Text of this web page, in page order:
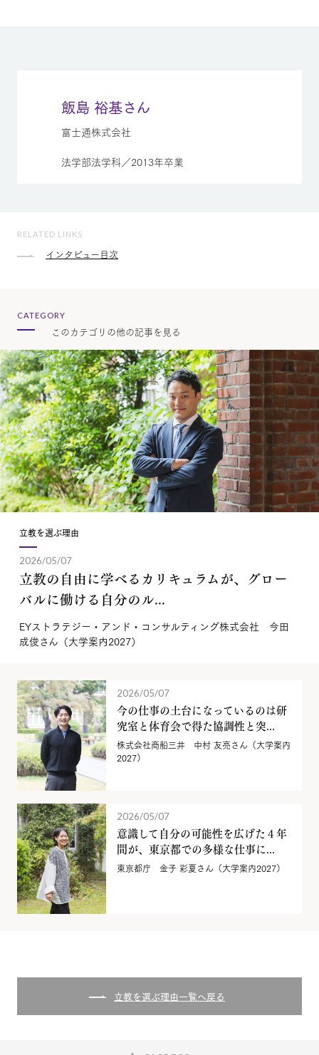
飯島 裕基さん
富士通株式会社
法学部法学科／2013年卒業
RELATED LINKS
インタビュー目次
CATEGORY
このカテゴリの他の記事を見る
立教を選ぶ理由
2026/05/07
立教の自由に学べるカリキュラムが、グロー
バルに働ける自分のル...
EYストラテジー・アンド・コンサルティング株式会社 今田
成俊さん（大学案内2027）
2026/05/07
今の仕事の土台になっているのは研
究室と体育会で得た協調性と突...
株式会社商船三井 中村 友亮さん（大学案内
2027）
2026/05/07
意識して自分の可能性を広げた４年
間が、東京都での多様な仕事に...
東京都庁 金子 彩夏さん（大学案内2027）
立教を選ぶ理由一覧へ戻る